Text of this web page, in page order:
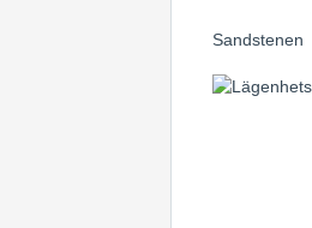
Sandstenen